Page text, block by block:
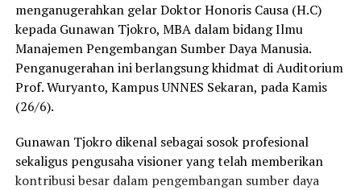
menganugerahkan gelar Doktor Honoris Causa (H.C)
kepada Gunawan Tjokro, MBA dalam bidang Ilmu
Manajemen Pengembangan Sumber Daya Manusia.
Penganugerahan ini berlangsung khidmat di Auditorium
Prof. Wuryanto, Kampus UNNES Sekaran, pada Kamis
(26/6).
Gunawan Tjokro dikenal sebagai sosok profesional
sekaligus pengusaha visioner yang telah memberikan
kontribusi besar dalam pengembangan sumber daya